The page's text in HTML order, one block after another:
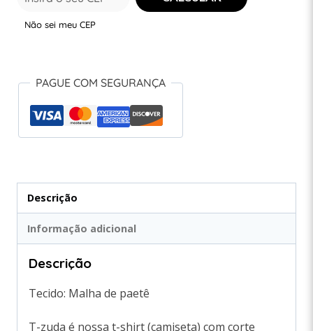
Não sei meu CEP
PAGUE COM SEGURANÇA
Descrição
Informação adicional
Descrição
Tecido: Malha de paetê
T-zuda é nossa t-shirt (camiseta) com corte